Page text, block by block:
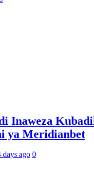
Inaweza
ya Meridianbet
days ago 0